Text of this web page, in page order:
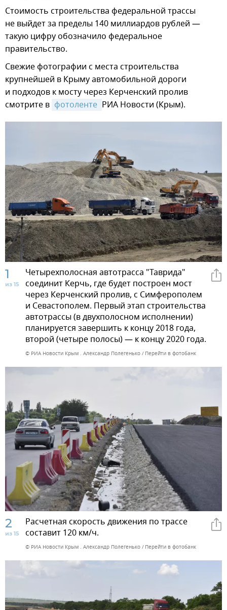
Стоимость строительства федеральной трассы
не выйдет за пределы 140 миллиардов рублей —
такую цифру обозначило федеральное
правительство.
Свежие фотографии с места строительства
крупнейшей в Крыму автомобильной дороги
и подходов к мосту через Керченский пролив
смотрите в фотоленте РИА Новости (Крым).
1
из 15
Четырехполосная автотрасса "Таврида"
соединит Керчь, где будет построен мост
через Керченский пролив, с Симферополем
и Севастополем. Первый этап строительства
автотрассы (в двухполосном исполнении)
планируется завершить к концу 2018 года,
второй (четыре полосы) — к концу 2020 года.
© РИА Новости Крым . Александр Полегенько Перейти в фотобанк
2
из 15
Расчетная скорость движения по трассе
составит 120 км/ч.
© РИА Новости Крым . Александр Полегенько Перейти в фотобанк